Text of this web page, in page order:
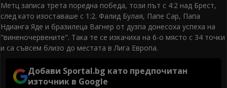
Метц записа трета поредна победа, този път с 4:2 над Брест,
след като изоставаше с 1:2. Фалид Булая, Папе Сар, Папа
Ндианга Яде и бразилеца Вагнер от дузпа донесоха успеха на
"виненочервените". Така те се изкачиха на 6-о място с 34 точки
и са съвсем близо до местата в Лига Европа.
Добави Sportal.bg като предпочитан
източник в Google